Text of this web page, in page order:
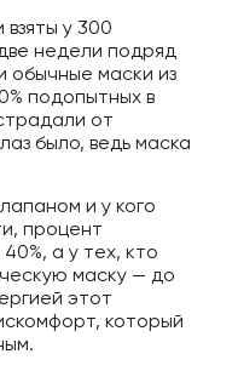
у 300
недели подряд
обычные маски из
подопытных в
от
было, ведь маска
и у кого
процент
а у тех, кто
маску — до
этот
который